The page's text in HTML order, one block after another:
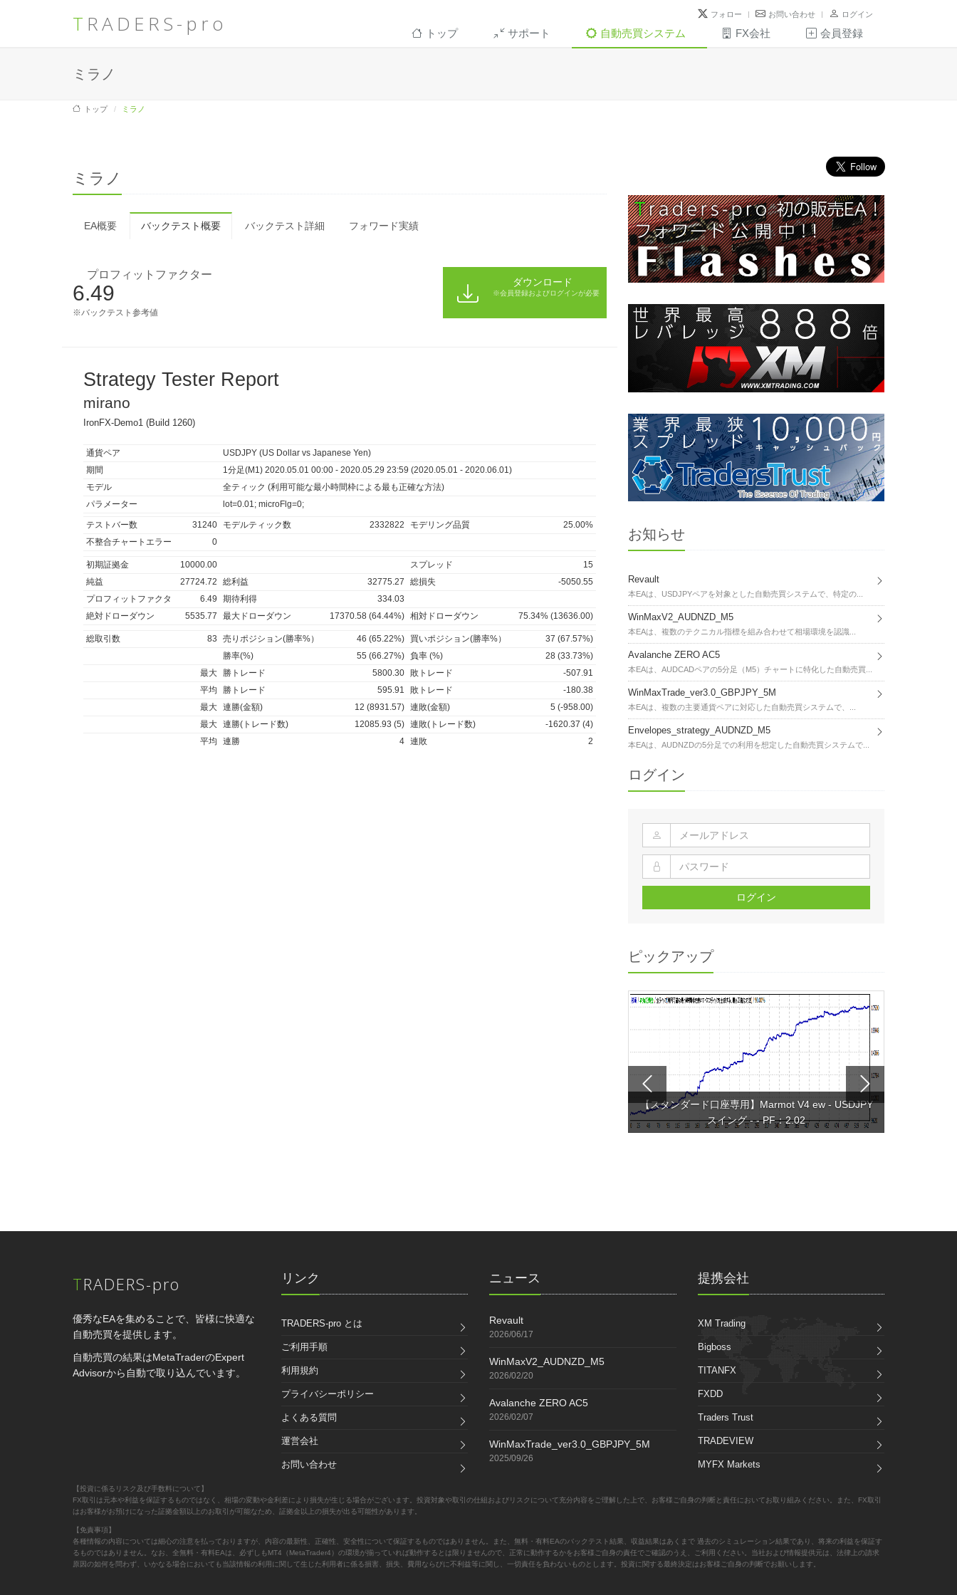
TRADERS-pro フォロー お問い合わせ ログイン
トップ サポート 自動売買システム FX会社 会員登録
ミラノ
トップ ミラノ
ミラノ
EA概要 バックテスト概要 バックテスト詳細 フォワード実績
プロフィットファクター
6.49
※バックテスト参考値
ダウンロード
※会員登録およびログインが必要
Strategy Tester Report
mirano
IronFX-Demo1 (Build 1260)
通貨ペア
USDJPY (US Dollar vs Japanese Yen)
期間
1分足(M1) 2020.05.01 00:00 - 2020.05.29 23:59 (2020.05.01 - 2020.06.01)
モデル
全ティック (利用可能な最小時間枠による最も正確な方法)
パラメーター
lot=0.01; microFlg=0;
テストバー数 31240 モデルティック数 2332822 モデリング品質
25.00%
不整合チャートエラー
0
初期証拠金 10000.00 スプレッド
15
純益
27724.72 総利益 32775.27 総損失
-5050.55
プロフィットファクタ
6.49 期待利得
334.03
絶対ドローダウン
5535.77 最大ドローダウン 17370.58 (64.44%) 相対ドローダウン 75.34% (13636.00)
総取引数 83 売りポジション(勝率%） 46 (65.22%) 買いポジション(勝率%）
37 (67.57%)
勝率(%)
55 (66.27%) 負率 (%)
28 (33.73%)
最大
勝トレード 5800.30 敗トレード
-507.91
平均
勝トレード 595.91 敗トレード
-180.38
最大 連勝(金額) 12 (8931.57) 連敗(金額)
5 (-958.00)
最大 連勝(トレード数) 12085.93 (5) 連敗(トレード数)
-1620.37 (4)
平均
連勝 4 連敗 2
お知らせ
Revault
本EAは、USDJPYペアを対象とした自動売買システムで、特定の...
WinMaxV2_AUDNZD_M5
本EAは、複数のテクニカル指標を組み合わせて相場環境を認識...
Avalanche ZERO AC5
本EAは、AUDCADペアの5分足（M5）チャートに特化した自動売買...
WinMaxTrade_ver3.0_GBPJPY_5M
本EAは、複数の主要通貨ペアに対応した自動売買システムで、...
Envelopes_strategy_AUDNZD_M5
本EAは、AUDNZDの5分足での利用を想定した自動売買システムで...
ログイン
ログイン
ピックアップ
【スタンダード口座専用】Marmot V4 ew - USDJPY
スイング - - PF：2.02
TRADERS-pro
優秀なEAを集めることで、皆様に快適な
自動売買を提供します。
自動売買の結果はMetaTraderのExpert
Advisorから自動で取り込んでいます。
リンク
TRADERS-pro とは
ご利用手順
利用規約
プライバシーポリシー
よくある質問
運営会社
お問い合わせ
ニュース
Revault
2026/06/17
WinMaxV2_AUDNZD_M5
2026/02/20
Avalanche ZERO AC5
2026/02/07
WinMaxTrade_ver3.0_GBPJPY_5M
2025/09/26
提携会社
XM Trading
Bigboss
TITANFX
FXDD
Traders Trust
TRADEVIEW
MYFX Markets
【投資に係るリスク及び手数料について】
FX取引は元本や利益を保証するものではなく、相場の変動や金利差により損失が生じる場合がございます。投資対象や取引の仕組およびリスクについて充分内容をご理解した上で、お客様ご自身の判断と責任においてお取り組みください。また、FX取引
はお客様がお預けになった証拠金額以上のお取引が可能なため、証拠金以上の損失が出る可能性があります。
【免責事項】
各種情報の内容については細心の注意を払っておりますが、内容の最新性、正確性、安全性について保証するものではありません。また、無料・有料EAのバックテスト結果、収益結果はあくまで 過去のシミュレーション結果であり、将来の利益を保証す
るものではありません。なお、全無料・有料EAは、必ずしもMT4（MetaTrader4）の環境が揃っていれば動作するとは限りませんので、正常に動作するかをお客様ご自身の責任でご確認のうえ、ご利用ください。当社および情報提供元は、法律上の請求
原因の如何を問わず、いかなる場合においても当該情報の利用に関して生じた利用者に係る損害、損失、費用ならびに不利益等に関し、一切責任を負わないものとします。投資に関する最終決定はお客様ご自身の判断でお願いします。